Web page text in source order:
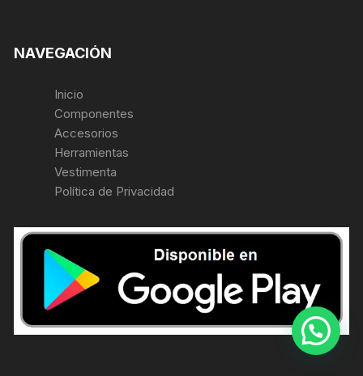
NAVEGACIÓN
Inicio
Componentes
Accesorios
Herramientas
Vestimenta
Política de Privacidad